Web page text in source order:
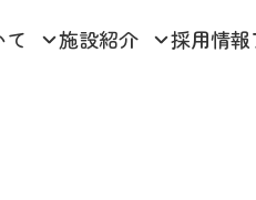
施設紹介 採用情報